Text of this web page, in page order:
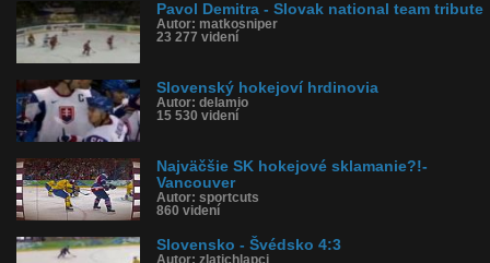
Pavol Demitra - Slovak national team tribute
Autor: matkosniper
23 277 videní
Slovenský hokejoví hrdinovia
Autor: delamio
15 530 videní
Najväčšie SK hokejové sklamanie?!-
Vancouver
Autor: sportcuts
860 videní
Slovensko - Švédsko 4:3
Autor: zlatichlapci